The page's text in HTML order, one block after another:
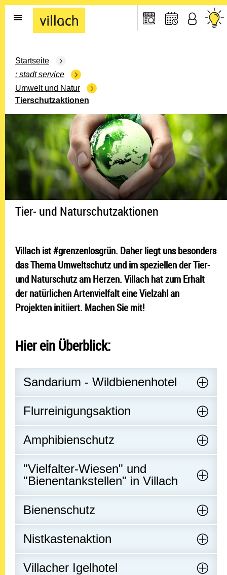
Gehe zur Startseite
Startseite
stadt service
Umwelt und Natur
Tierschutzaktionen
Tier- und Naturschutzaktionen
Villach ist #grenzenlosgrün. Daher liegt uns besonders
das Thema Umweltschutz und im speziellen der Tier-
und Naturschutz am Herzen. Villach hat zum Erhalt
der natürlichen Artenvielfalt eine Vielzahl an
Projekten initiiert. Machen Sie mit!
Hier ein Überblick:
Sandarium - Wildbienenhotel
Flurreinigungsaktion
Amphibienschutz
"Vielfalter-Wiesen" und
"Bienentankstellen" in Villach
Bienenschutz
Nistkastenaktion
Villacher Igelhotel